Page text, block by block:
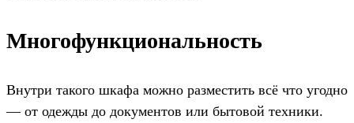
Многофункциональность
Внутри такого шкафа можно разместить всё что угодно
— от одежды до документов или бытовой техники.